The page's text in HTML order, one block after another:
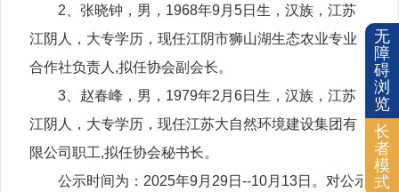
2、张晓钟，男，1968年9月5日生，汉族，江苏
江阴人，大专学历，现任江阴市狮山湖生态农业专业
合作社负责人,拟任协会副会长。
3、赵春峰，男，1979年2月6日生，汉族，江苏
江阴人，大专学历，现任江苏大自然环境建设集团有
限公司职工,拟任协会秘书长。
公示时间为：2025年9月29日--10月13日。对公示
无
障
碍
浏
览
长
者
模
式